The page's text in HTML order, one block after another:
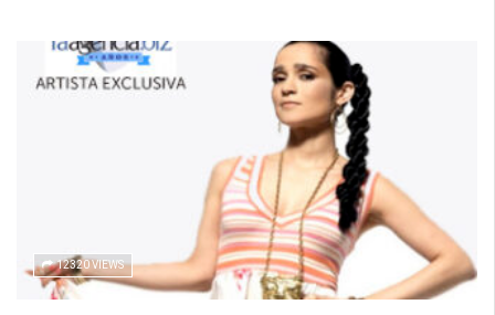
12320 VIEWS